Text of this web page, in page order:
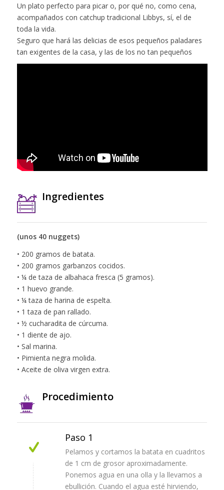
Un plato perfecto para picar o, por qué no, como cena,
acompañados con catchup tradicional Libbys, sí, el de
toda la vida.
Seguro que hará las delicias de esos pequeños paladares
tan exigentes de la casa, y las de los no tan pequeños
Ingredientes
(unos 40 nuggets)
• 200 gramos de batata.
• 200 gramos garbanzos cocidos.
• ¼ de taza de albahaca fresca (5 gramos).
• 1 huevo grande.
• ¼ taza de harina de espelta.
• 1 taza de pan rallado.
• ½ cucharadita de cúrcuma.
• 1 diente de ajo.
• Sal marina.
• Pimienta negra molida.
• Aceite de oliva virgen extra.
Procedimiento
Paso 1
Pelamos y cortamos la batata en cuadritos
de 1 cm de grosor aproximadamente.
Ponemos agua en una olla y la llevamos a
ebullición. Cuando el agua esté hirviendo,